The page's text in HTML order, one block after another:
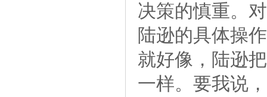
决策的慎重。
陆逊的具体操
就好像，陆逊
一样。要我说